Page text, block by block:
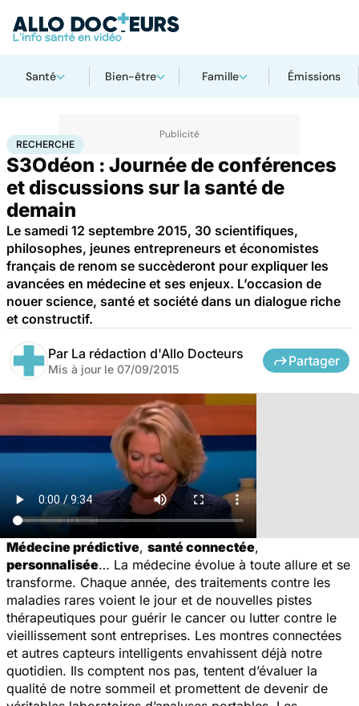
Santé Bien-être Famille Émissions
AccueilSantéMaladies Recherche
RECHERCHE
S3Odéon : Journée de conférences
et discussions sur la santé de
demain
Le samedi 12 septembre 2015, 30 scientifiques,
philosophes, jeunes entrepreneurs et économistes
français de renom se succèderont pour expliquer les
avancées en médecine et ses enjeux. L’occasion de
nouer science, santé et société dans un dialogue riche
et constructif.
Par La rédaction d'Allo Docteurs
Mis à jour le 07/09/2015
Partager
Médecine prédictive, santé connectée,
personnalisée… La médecine évolue à toute allure et se
transforme. Chaque année, des traitements contre les
maladies rares voient le jour et de nouvelles pistes
thérapeutiques pour guérir le cancer ou lutter contre le
vieillissement sont entreprises. Les montres connectées
et autres capteurs intelligents envahissent déjà notre
quotidien. Ils comptent nos pas, tentent d’évaluer la
qualité de notre sommeil et promettent de devenir de